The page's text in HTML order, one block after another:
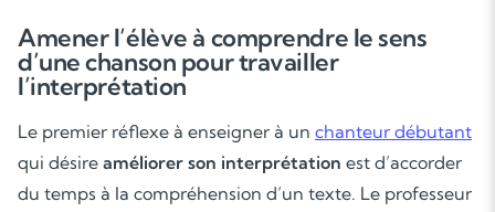
Amener l’élève à comprendre le sens
d’une chanson pour travailler
l’interprétation
Le premier réflexe à enseigner à un chanteur débutant
qui désire améliorer son interprétation est d’accorder
du temps à la compréhension d’un texte. Le professeur